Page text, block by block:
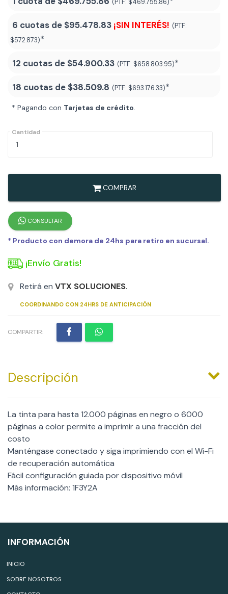
6 cuotas de $95.478.83 ¡SIN INTERÉS! (PTF:
$572.873)*
12 cuotas de $54.900.33 (PTF: $658.803.95)*
18 cuotas de $38.509.8 (PTF: $693.176.33)*
* Pagando con Tarjetas de crédito.
Cantidad
COMPRAR
CONSULTAR
* Producto con demora de 24hs para retiro en sucursal.
¡Envío Gratis!
Retirá en VTX SOLUCIONES.
COORDINANDO CON 24HRS DE ANTICIPACIÓN
COMPARTIR:
Descripción
La tinta para hasta 12.000 páginas en negro o 6000
páginas a color permite a imprimir a una fracción del
costo
Manténgase conectado y siga imprimiendo con el Wi-Fi
de recuperación automática
Fácil configuración guiada por dispositivo móvil
Más información: 1F3Y2A
INFORMACIÓN
INICIO
SOBRE NOSOTROS